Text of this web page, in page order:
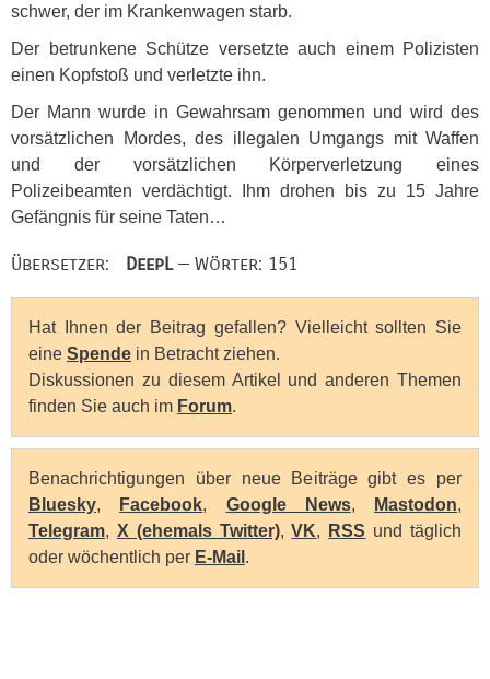
schwer, der im Krankenwagen starb.
Der betrunkene Schütze versetzte auch einem Polizisten
einen Kopfstoß und verletzte ihn.
Der Mann wurde in Gewahrsam genommen und wird des
vorsätzlichen Mordes, des illegalen Umgangs mit Waffen
und der vorsätzlichen Körperverletzung eines
Polizeibeamten verdächtigt. Ihm drohen bis zu 15 Jahre
Gefängnis für seine Taten…
Übersetzer: DeepL— Wörter: 151
Hat Ihnen der Beitrag gefallen? Vielleicht sollten Sie
eine Spende in Betracht ziehen.
Diskussionen zu diesem Artikel und anderen Themen
finden Sie auch im Forum.
Benachrichtigungen über neue Beiträge gibt es per
Bluesky, Facebook, Google News, Mastodon,
Telegram, X (ehemals Twitter),VK, RSS und täglich
oder wöchentlich per E-Mail .